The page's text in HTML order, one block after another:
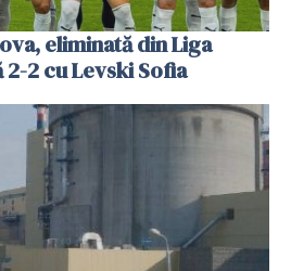
eliminată din Liga
2 cu Levski Sofia